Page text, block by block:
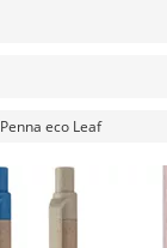
Penna eco Leaf